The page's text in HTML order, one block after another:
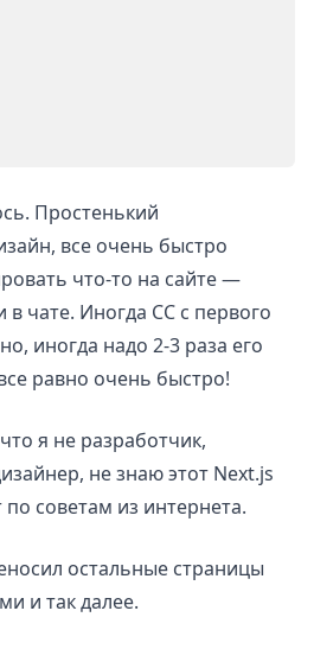
Простенький
все очень быстро
что-то на сайте —
чате. Иногда CC с первого
иногда надо 2-3 раза его
равно очень быстро!
я не разработчик,
не знаю этот Next.js
советам из интернета.
остальные страницы
и так далее.